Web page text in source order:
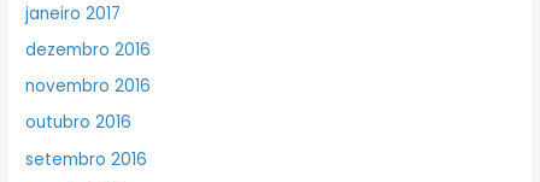
janeiro 2017
dezembro 2016
novembro 2016
outubro 2016
setembro 2016